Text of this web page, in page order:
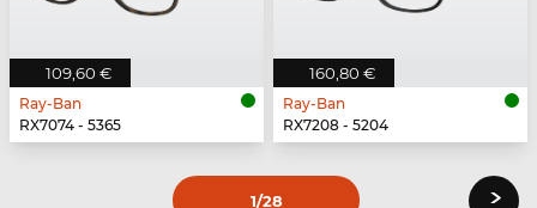
109,60 €
Ray-Ban
RX7074 - 5365
160,80 €
Ray-Ban
RX7208 - 5204
1/28 ›